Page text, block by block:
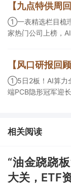
等方面具有丰富经
产的合规资质，这
①一表精选栏目梳
家热门公司上榜，AI教
角前瞻产业供需情
①5日2板！AI算力
端PCB隐形冠军迎
价预期暂未被市场
26%。
相关阅读
“油金跷跷
大关，ETF